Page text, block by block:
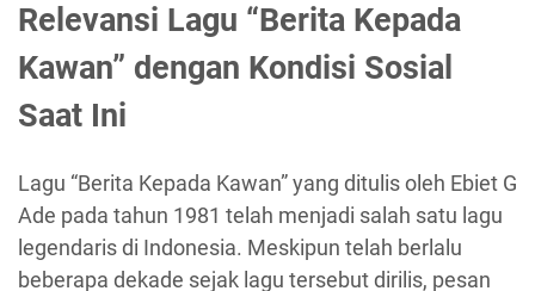
Relevansi Lagu “Berita Kepada
Kawan” dengan Kondisi Sosial
Saat Ini
Lagu “Berita Kepada Kawan” yang ditulis oleh Ebiet G
Ade pada tahun 1981 telah menjadi salah satu lagu
legendaris di Indonesia. Meskipun telah berlalu
beberapa dekade sejak lagu tersebut dirilis, pesan